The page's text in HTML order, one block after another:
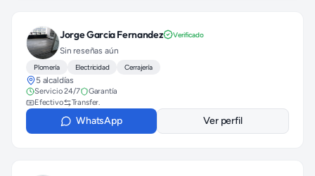
Jorge Garcia Fernandez Verificado
Sin reseñas aún
Plomería Electricidad Cerrajería
5 alcaldías
Servicio 24/7
Garantía
Efectivo
Transfer.
WhatsApp Ver perfil